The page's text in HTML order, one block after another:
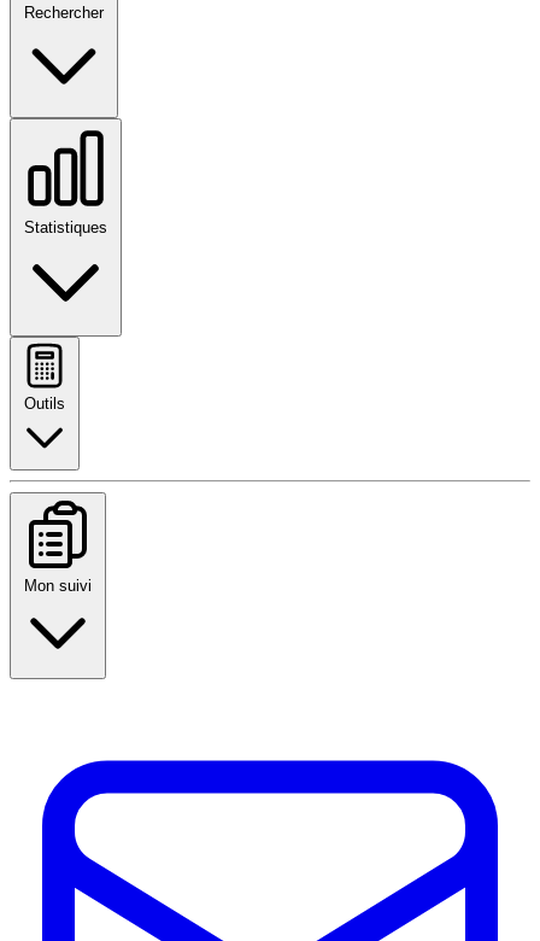
Rechercher
Statistiques
Outils
Mon suivi